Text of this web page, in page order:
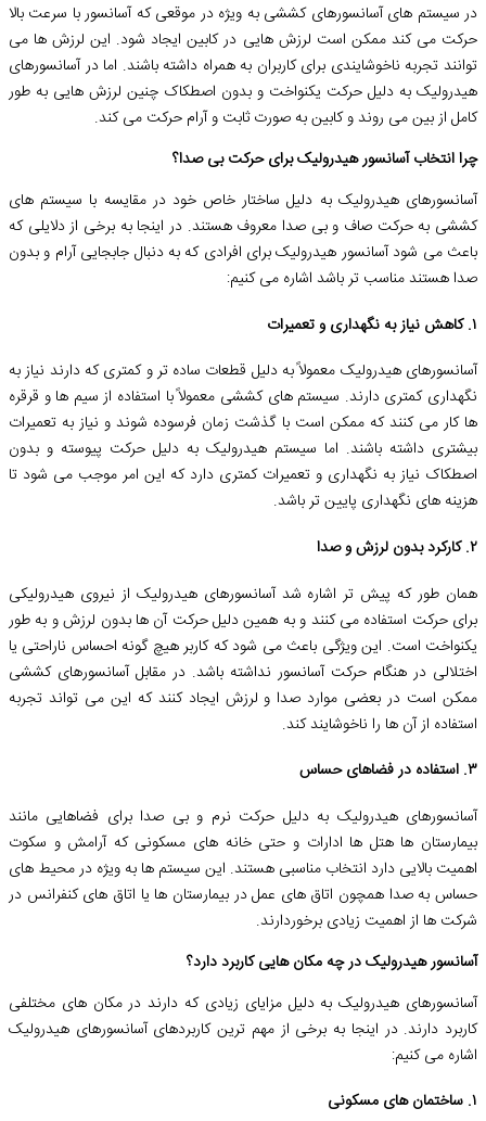
در سیستم های آسانسورهای کششی به ویژه در موقعی که آسانسور با سرعت بالا
حرکت می کند ممکن است لرزش هایی در کابین ایجاد شود. این لرزش ها می
توانند تجربه ناخوشایندی برای کاربران به همراه داشته باشند. اما در آسانسورهای
هیدرولیک به دلیل حرکت یکنواخت و بدون اصطکاک چنین لرزش هایی به طور
کامل از بین می روند و کابین به صورت ثابت و آرام حرکت می کند.
چرا انتخاب آسانسور هیدرولیک برای حرکت بی صدا؟
آسانسورهای هیدرولیک به دلیل ساختار خاص خود در مقایسه با سیستم های
کششی به حرکت صاف و بی صدا معروف هستند. در اینجا به برخی از دلایلی که
باعث می شود آسانسور هیدرولیک برای افرادی که به دنبال جابجایی آرام و بدون
صدا هستند مناسب تر باشد اشاره می کنیم:
۱. کاهش نیاز به نگهداری و تعمیرات
آسانسورهای هیدرولیک معمولاً به دلیل قطعات ساده تر و کمتری که دارند نیاز به
نگهداری کمتری دارند. سیستم های کششی معمولاً با استفاده از سیم ها و قرقره
ها کار می کنند که ممکن است با گذشت زمان فرسوده شوند و نیاز به تعمیرات
بیشتری داشته باشند. اما سیستم هیدرولیک به دلیل حرکت پیوسته و بدون
اصطکاک نیاز به نگهداری و تعمیرات کمتری دارد که این امر موجب می شود تا
هزینه های نگهداری پایین تر باشد.
۲. کارکرد بدون لرزش و صدا
همان طور که پیش تر اشاره شد آسانسورهای هیدرولیک از نیروی هیدرولیکی
برای حرکت استفاده می کنند و به همین دلیل حرکت آن ها بدون لرزش و به طور
یکنواخت است. این ویژگی باعث می شود که کاربر هیچ گونه احساس ناراحتی یا
اختلالی در هنگام حرکت آسانسور نداشته باشد. در مقابل آسانسورهای کششی
ممکن است در بعضی موارد صدا و لرزش ایجاد کنند که این می تواند تجربه
استفاده از آن ها را ناخوشایند کند.
۳. استفاده در فضاهای حساس
آسانسورهای هیدرولیک به دلیل حرکت نرم و بی صدا برای فضاهایی مانند
بیمارستان ها هتل ها ادارات و حتی خانه های مسکونی که آرامش و سکوت
اهمیت بالایی دارد انتخاب مناسبی هستند. این سیستم ها به ویژه در محیط های
حساس به صدا همچون اتاق های عمل در بیمارستان ها یا اتاق های کنفرانس در
شرکت ها از اهمیت زیادی برخوردارند.
آسانسور هیدرولیک در چه مکان هایی کاربرد دارد؟
آسانسورهای هیدرولیک به دلیل مزایای زیادی که دارند در مکان های مختلفی
کاربرد دارند. در اینجا به برخی از مهم ترین کاربردهای آسانسورهای هیدرولیک
اشاره می کنیم:
۱. ساختمان های مسکونی